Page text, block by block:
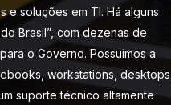
e soluções em TI. Há alguns
Brasil”, com dezenas de
o Governo. Possuímos a
workstations, desktops,
suporte técnico altamente